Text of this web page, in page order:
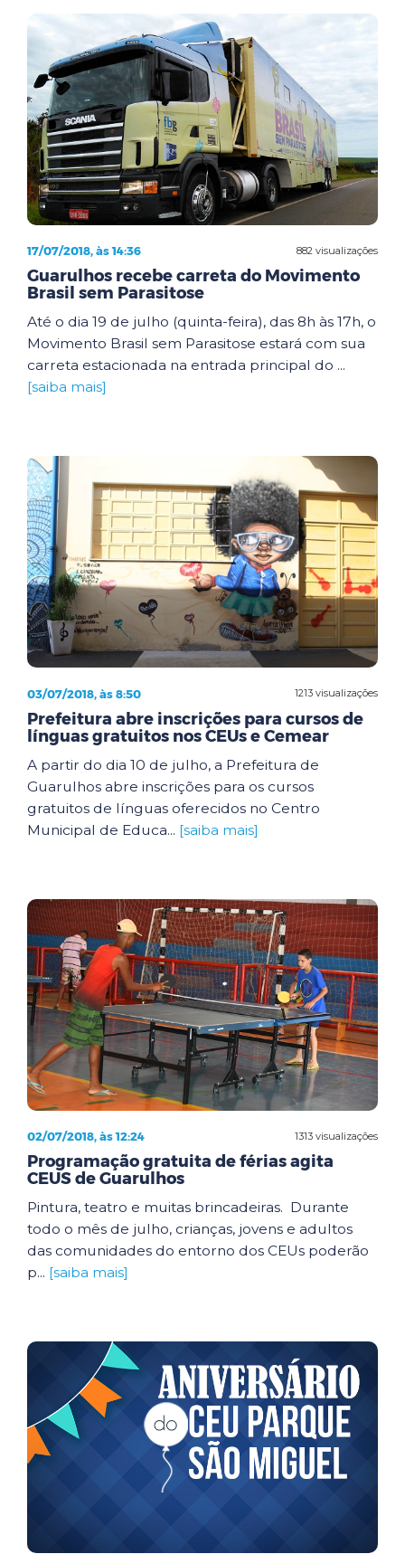
882 visualizações
17/07/2018, às 14:36
Guarulhos recebe carreta do Movimento
Brasil sem Parasitose
Até o dia 19 de julho (quinta-feira), das 8h às 17h, o
Movimento Brasil sem Parasitose estará com sua
carreta estacionada na entrada principal do ...
[saiba mais]
1213 visualizações
03/07/2018, às 8:50
Prefeitura abre inscrições para cursos de
línguas gratuitos nos CEUs e Cemear
A partir do dia 10 de julho, a Prefeitura de
Guarulhos abre inscrições para os cursos
gratuitos de línguas oferecidos no Centro
Municipal de Educa... [saiba mais]
1313 visualizações
02/07/2018, às 12:24
Programação gratuita de férias agita
CEUS de Guarulhos
Pintura, teatro e muitas brincadeiras. Durante
todo o mês de julho, crianças, jovens e adultos
das comunidades do entorno dos CEUs poderão
p... [saiba mais]